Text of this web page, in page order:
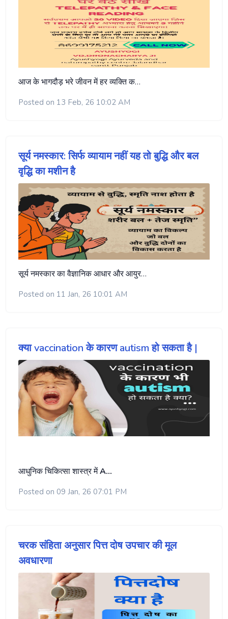
आज के भागदौड़ भरे जीवन में हर व्यक्ति क…
Posted on 13 Feb, 26 10:02 AM
सूर्य नमस्कार: सिर्फ व्यायाम नहीं यह तो बुद्धि और बल
वृद्धि का मशीन है
सूर्य नमस्कार का वैज्ञानिक आधार और आयुर…
Posted on 11 Jan, 26 10:01 AM
क्या vaccination के कारण autism हो सकता है |
आधुनिक चिकित्सा शास्त्र मेंA…
Posted on 09 Jan, 26 07:01 PM
चरक संहिता अनुसार पित्त दोष उपचार की मूल
अवधारणा